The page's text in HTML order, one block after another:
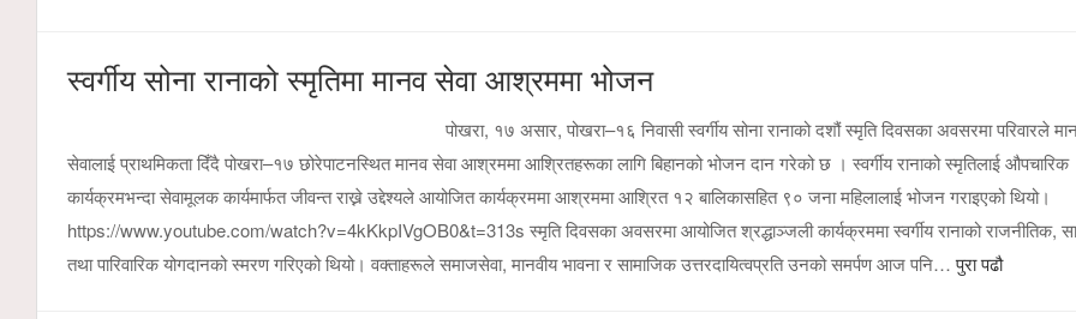
स्वर्गीय सोना रानाको स्मृतिमा मानव सेवा आश्रममा भोजन
पोखरा, १७ असार, पोखरा–१६ निवासी स्वर्गीय सोना रानाको दशौं स्मृति दिवसका अवसरमा परिवारले
सेवालाई प्राथमिकता दिँदै पोखरा–१७ छोरेपाटनस्थित मानव सेवा आश्रममा आश्रितहरूका लागि बिहानको भोजन दान गरेको छ । स्वर्गीय रानाको स्मृतिलाई औपचारिक
कार्यक्रमभन्दा सेवामूलक कार्यमार्फत जीवन्त राख्ने उद्देश्यले आयोजित कार्यक्रममा आश्रममा आश्रित १२ बालिकासहित ९० जना महिलालाई भोजन गराइएको थियो।
https://www.youtube.com/watch?v=4kKkpIVgOB0&t=313s स्मृति दिवसका अवसरमा आयोजित श्रद्धाञ्जली कार्यक्रममा स्वर्गीय रानाको राजनीतिक,
तथा पारिवारिक योगदानको स्मरण गरिएको थियो। वक्ताहरूले समाजसेवा, मानवीय भावना र सामाजिक उत्तरदायित्वप्रति उनको समर्पण आज पनि…पुरा पढौ